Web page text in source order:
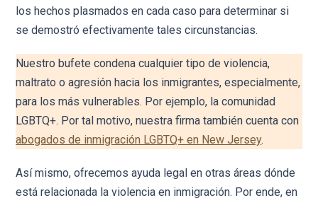
los hechos plasmados en cada caso para determinar si
se demostró efectivamente tales circunstancias.
Nuestro bufete condena cualquier tipo de violencia,
maltrato o agresión hacia los inmigrantes, especialmente,
para los más vulnerables. Por ejemplo, la comunidad
LGBTQ+. Por tal motivo, nuestra firma también cuenta con
abogados de inmigración LGBTQ+ en New Jersey.
Así mismo, ofrecemos ayuda legal en otras áreas dónde
está relacionada la violencia en inmigración. Por ende, en